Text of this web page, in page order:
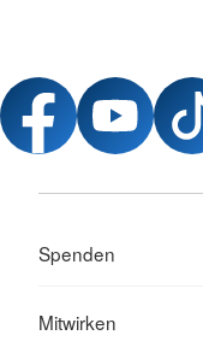
Spenden
Mitwirken